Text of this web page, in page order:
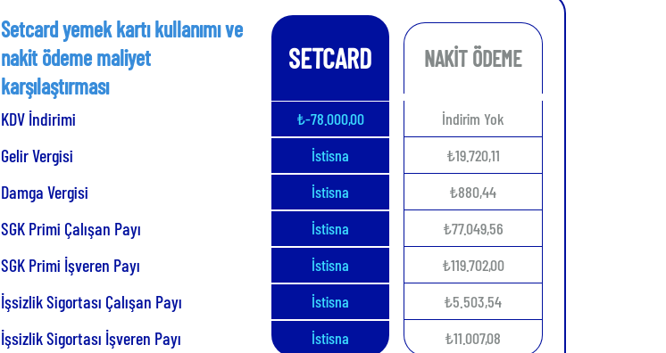
Setcard yemek kartı kullanımı ve
nakit ödeme maliyet
karşılaştırması
SETCARD NAKİT ÖDEME
KDV İndirimi ₺-78.000,00 İndirim Yok
Gelir Vergisi İstisna ₺19.720,11
Damga Vergisi İstisna ₺880,44
SGK Primi Çalışan Payı İstisna ₺77.049,56
SGK Primi İşveren Payı İstisna ₺119.702,00
İşsizlik Sigortası Çalışan Payı İstisna ₺5.503,54
İşsizlik Sigortası İşveren Payı İstisna ₺11.007,08